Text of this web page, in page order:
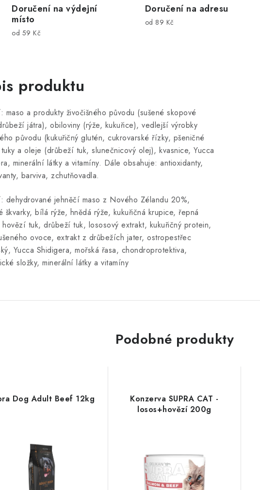
Doručení na výdejní
místo
od 59 Kč
Doručení na adresu
od 89 Kč
produktu
maso a produkty živočišného původu (sušené skopové
játra), obiloviny (rýže, kukuřice), vedlejší výrobky
původu (kukuřičný glutén, cukrovarské řízky, pšeničné
a oleje (drůbeží tuk, slunečnicový olej), kvasnice, Yucca
minerální látky a vitamíny. Dále obsahuje: antioxidanty,
barviva, zchutňovadla.
dehydrované jehněčí maso z Nového Zélandu 20%,
škvarky, bílá rýže, hnědá rýže, kukuřičná krupice, řepná
hovězí tuk, drůbeží tuk, lososový extrakt, kukuřičný protein,
ovoce, extrakt z drůbežích jater, ostropestřec
Yucca Shidigera, mořská řasa, chondroprotektiva,
složky, minerální látky a vitamíny
Podobné produkty
Dog Adult Beef 12kg
Konzerva SUPRA CAT -
losos+hovězí 200g